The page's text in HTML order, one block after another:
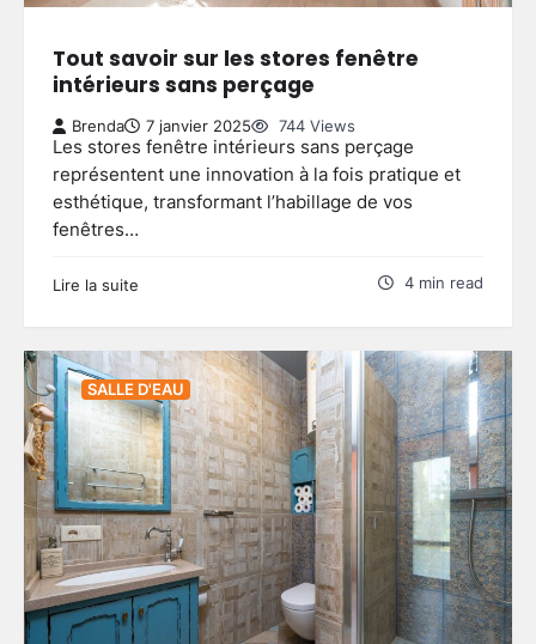
Tout savoir sur les stores fenêtre
intérieurs sans perçage
Brenda 7 janvier 2025 744 Views
Les stores fenêtre intérieurs sans perçage
représentent une innovation à la fois pratique et
esthétique, transformant l’habillage de vos
fenêtres…
Lire la suite 4 min read
SALLE D'EAU